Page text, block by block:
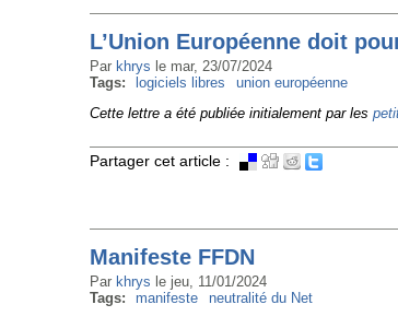
L’Union Européenne doit
Par khrys le mar, 23/07/2024
Tags:
logiciels libres
union européenne
Cette lettre a été publiée initialement par les
Partager cet article :
Manifeste FFDN
Par khrys le jeu, 11/01/2024
Tags:
manifeste neutralité du Net